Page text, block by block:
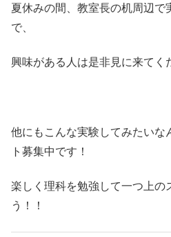
夏休みの間、教室長の机周辺で
で、
興味がある人は是非見に来て
他にもこんな実験してみたいな
ト募集中です！
楽しく理科を勉強して一つ上の
う！！